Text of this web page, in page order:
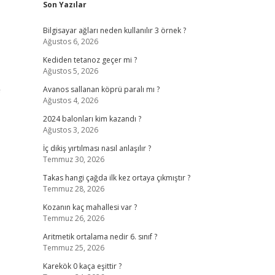
Son Yazılar
Bilgisayar ağları neden kullanılır 3 örnek ?
Ağustos 6, 2026
Kediden tetanoz geçer mi ?
Ağustos 5, 2026
Avanos sallanan köprü paralı mı ?
Ağustos 4, 2026
2024 balonları kim kazandı ?
Ağustos 3, 2026
İç dikiş yırtılması nasıl anlaşılır ?
Temmuz 30, 2026
Takas hangi çağda ilk kez ortaya çıkmıştır ?
Temmuz 28, 2026
Kozanın kaç mahallesi var ?
Temmuz 26, 2026
Aritmetik ortalama nedir 6. sınıf ?
Temmuz 25, 2026
Karekök 0 kaça eşittir ?